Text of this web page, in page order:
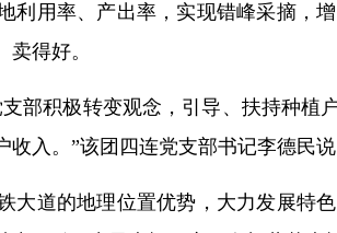
利用率、产出率，实现错峰采摘，
得好。
部积极转变观念，引导、扶持种
入。”该团四连党支部书记李德民说
大道的地理位置优势，大力发展特